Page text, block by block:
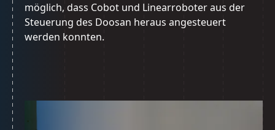
möglich, dass Cobot und Linearroboter aus der
Steuerung des Doosan heraus angesteuert
werden konnten.